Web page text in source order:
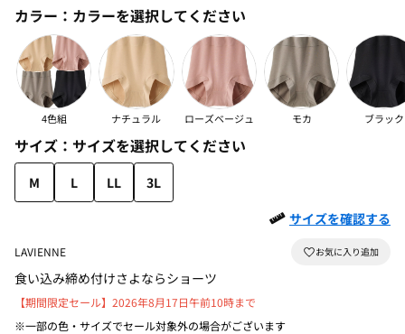
カラー： カラーを選択してください
4色組 ナチュラル ローズベージュ モカ ブラック
サイズ： サイズを選択してください
M L LL
3L
サイズを確認する
LAVIENNE
食い込み締め付けさよならショーツ
【期間限定セール】2026年8月17日午前10時まで
※一部の色・サイズでセール対象外の場合がございます